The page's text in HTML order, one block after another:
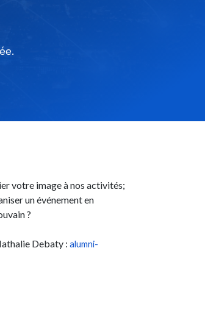
votre image à nos activités;
un événement en
?
Debaty : alumni-